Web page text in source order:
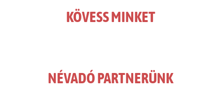
KÖVESS MINKET
NÉVADÓ PARTNERÜNK